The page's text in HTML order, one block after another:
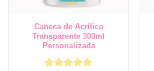
Caneca de Acrílico
Transparente 300ml
Personalizada